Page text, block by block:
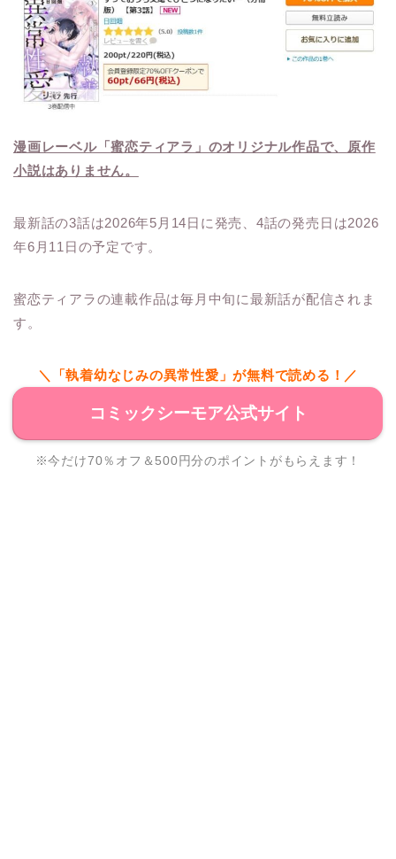
漫画レーベル「蜜恋ティアラ」のオリジナル作品で、原作
小説はありません。
最新話の3話は2026年5月14日に発売、4話の発売日は2026
年6月11日の予定です。
蜜恋ティアラの連載作品は毎月中旬に最新話が配信されま
す。
＼「執着幼なじみの異常性愛」が無料で読める！／
コミックシーモア公式サイト
※今だけ70％オフ＆500円分のポイントがもらえます！